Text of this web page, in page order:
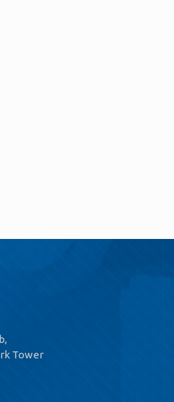
Tower